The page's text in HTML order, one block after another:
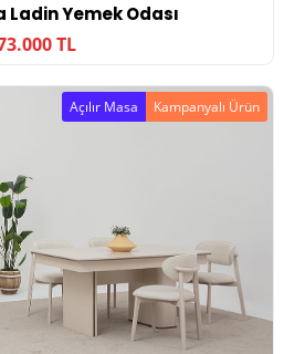
Yemek Odası
TL
Açılır Masa Kampanyalı Ürün